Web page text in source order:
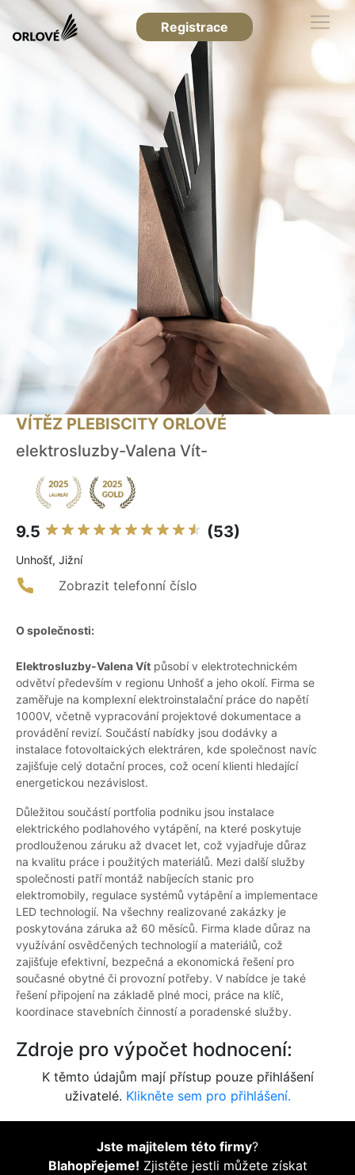
Registrace
VÍTĚZ PLEBISCITY ORLOVÉ
elektrosluzby-Valena Vít-
9.5 (53)
Unhošť, Jižní
Zobrazit telefonní číslo
O společnosti:
Elektrosluzby-Valena Vít působí v elektrotechnickém
odvětví především v regionu Unhošť a jeho okolí. Firma se
zaměřuje na komplexní elektroinstalační práce do napětí
1000V, včetně vypracování projektové dokumentace a
provádění revizí. Součástí nabídky jsou dodávky a
instalace fotovoltaických elektráren, kde společnost navíc
zajišťuje celý dotační proces, což ocení klienti hledající
energetickou nezávislost.
Důležitou součástí portfolia podniku jsou instalace
elektrického podlahového vytápění, na které poskytuje
prodlouženou záruku až dvacet let, což vyjadřuje důraz
na kvalitu práce i použitých materiálů. Mezi další služby
společnosti patří montáž nabíjecích stanic pro
elektromobily, regulace systémů vytápění a implementace
LED technologií. Na všechny realizované zakázky je
poskytována záruka až 60 měsíců. Firma klade důraz na
využívání osvědčených technologií a materiálů, což
zajišťuje efektivní, bezpečná a ekonomická řešení pro
současné obytné či provozní potřeby. V nabídce je také
řešení připojení na základě plné moci, práce na klíč,
koordinace stavebních činností a poradenské služby.
Zdroje pro výpočet hodnocení:
K těmto údajům mají přístup pouze přihlášení
uživatelé. Klikněte sem pro přihlášení.
Jste majitelem této firmy?
Blahopřejeme! Zjistěte jestli můžete získat